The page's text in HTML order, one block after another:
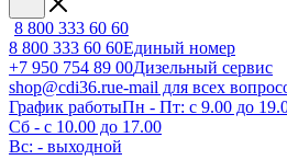
8 800 333 60 60
8 800 333 60 60Единый номер
+7 950 754 89 00Дизельный сервис
shop@cdi36.rue-mail для всех
График работыПн - Пт: с 9.00 до
Сб - с 10.00 до 17.00
Вс: - выходной